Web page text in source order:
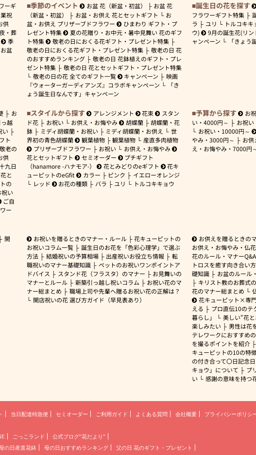
ーギ
祝
供
・葬
季
お盆
季節のイベント お盆 花（新盆・初盆）
お盆 花
（新盆・初盆）
お盆・お供え 花とセットギフト
お
盆・お供え プリザーブドフラワー
ひまわり ギフト・プ
レゼント特集
夏の花贈り・お中元・暑中見舞い 花のギフ
ト特集
敬老の日におくる花ギフト・プレゼント特集
敬老の日におくる花ギフト・プレゼント特集
敬老の日 花
のおすすめランキング
敬老の日 花鉢植えのギフト・プレ
ゼント特集
敬老の日 花とセットギフト・プレゼント特集
敬老の日の花 全てのギフト一覧
キャンペーン
映画
『ウォーターガーディアンズ』コラボキャンペーン
「き
ょう誕生日なんです」キャンペーン
誕生日の花を探す
フラワーギフト特集
ラ
ユリ トルコキキ
ウ)
9月の誕生花(リン
ャンペーン
「きょう
お
越
い
ト
敬老の
供
九日
と
の
祝い
ご自
ー
スタイルから探す アレンジメント 花束
スタン
ド花
お祝い お供え・お悔やみ 胡蝶蘭
胡蝶蘭・花
鉢
ミディ胡蝶蘭・お祝い ミディ胡蝶蘭・お供え
世
界初の青色胡蝶蘭
観葉植物 観葉植物
産直多肉植物
プリザーブドフラワー
お祝い
お供え・お悔やみ
花とセットギフト
セミオーダー
プチギフト
（hanamore -ハナモア-）
花とみどりのeギフト
花キ
ューピットのeGfit
カラー ピンク
イエローオレンジ
レッド
お花の種類 バラ ユリ トルコキキョウ
予算から探す お
い・ 4000円～ お祝い
お祝い・ 10000円～
やみ・ 3000円～ お供
え・お悔やみ・ 7000円
開
お祝いを贈るときのマナー・ルール
花キューピットの
お祝いコラム一覧
誕生日のお花を「色彩心理学」で選ぶ
方法
結婚祝いの予算相場 出産祝いお役立ち情報
転
職祝いのマナー基礎知識
ペットのお祝いワンポイントア
ドバイス
スタンド花（フラスタ）のマナー
お見舞いの
マナーとルール
新築引っ越し祝いコラム
お祝い花のマ
ナー総まとめ
職場上司や先輩へ贈るお祝い花の正解は？
開店祝いの花 選び方ガイド（早見表あり）
お供えを贈るときの
お供え・お悔やみ・仏
花のルール・マナーQ&A
トロスを癒す向き合い方
礎知識
お盆のルール
キリスト教のお葬式
花のマナー総まとめ
花キューピット×専
える
プロ直伝10のテ
暮らし」
美しい“花
楽しみたい
男性は花
テレワークにおすすめ
を撮るポイントを紹介
キューピットの10の特
の付き合って〇日記念
キョウ」について
プ
い
感謝の意味を持つ
当日配達特急便 セミオーダー ご利用ガイド よくある質問 会社概要
プライバシーポリシ
ごっこランド
公式ブログ“花だより”
の日産直花鉢 母の日おすすめランキング 父の日 花のギフト・プレゼント